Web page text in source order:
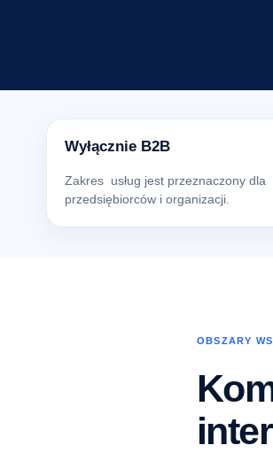
Wyłącznie B2B
Zakres usług jest przeznaczony dla
przedsiębiorców i organizacji.
OBSZARY